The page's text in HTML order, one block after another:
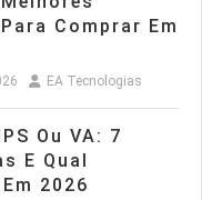
Comprar Em
EA Tecnologias
E Qual
2026